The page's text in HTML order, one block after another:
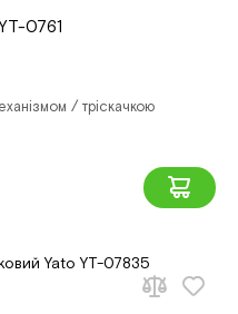
0761
/ тріскачкою